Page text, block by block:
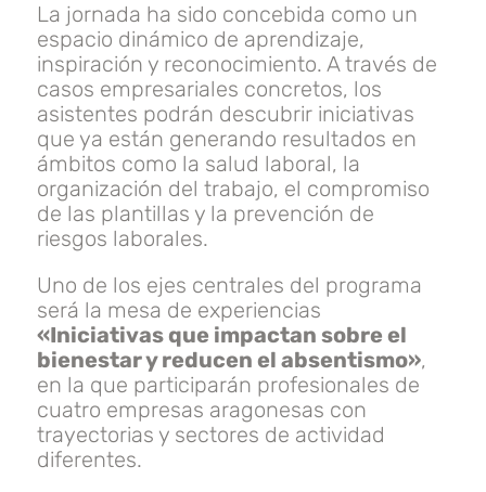
La jornada ha sido concebida como un
espacio dinámico de aprendizaje,
inspiración y reconocimiento. A través de
casos empresariales concretos, los
asistentes podrán descubrir iniciativas
que ya están generando resultados en
ámbitos como la salud laboral, la
organización del trabajo, el compromiso
de las plantillas y la prevención de
riesgos laborales.
Uno de los ejes centrales del programa
será la mesa de experiencias
«Iniciativas que impactan sobre el
bienestar y reducen el absentismo»,
en la que participarán profesionales de
cuatro empresas aragonesas con
trayectorias y sectores de actividad
diferentes.